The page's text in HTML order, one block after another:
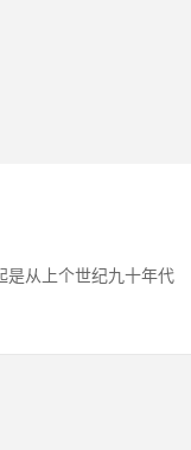
从上个世纪九十年代